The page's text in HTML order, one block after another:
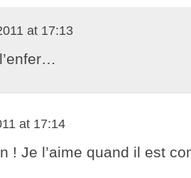
at 17:13
at 17:14
! Je l’aime quand il est